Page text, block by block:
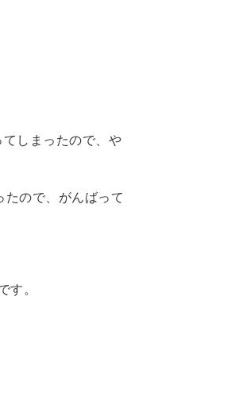
しまったので、や
ので、がんばって
。